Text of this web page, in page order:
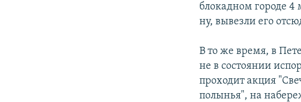
блокадном городе 4
ну, вывезли его
В то же время, в
не в состоянии
проходит акция
полынья", на